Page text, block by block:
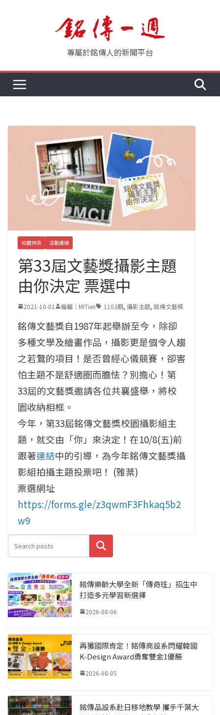
專屬於銘傳人的新聞平台
校園快訊 活動連線
第33屆文藝獎攝影主題
由你決定 票選中
2021-10-01 編輯｜MITien 1103期, 攝影主題, 銘傳文藝獎
銘傳文藝獎自1987年起舉辦至今，除卻
多種文學及繪畫作品，攝影更是個令人趨
之若鶩的項目！是否曾經心儀競賽，卻害
怕主題不是舒適圈而膽怯？別擔心！第
33屆的文藝獎邀請各位共襄盛舉，將校
園收納相框。
今年，第33屆銘傳文藝獎校園攝影組主
題，就交由「你」來決定！在10/8(五)前
跟著連結中的引導，為今年銘傳文藝獎攝
影組拍攝主題投票吧！ (雅棻)
票選網址
https://forms.gle/z3qwmF3Fhkaq5b2
w9
搜尋
銘傳樂齡大學全新「傳奇班」招生中
打造多元學習新選擇
2026-08-06
再獲國際肯定！銘傳商設系閃耀韓國
K-Design Award勇奪雙金1優勝
2026-08-05
銘傳品設系赴日移地教學 攜手千葉大